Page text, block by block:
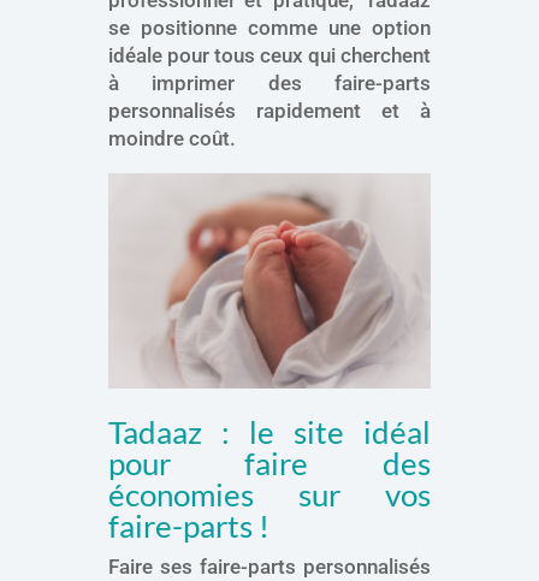
se positionne comme une option
idéale pour tous ceux qui cherchent
à imprimer des faire-parts
personnalisés rapidement et à
moindre coût.
Tadaaz : le site idéal
pour faire des
économies sur vos
faire-parts !
Faire ses faire-parts personnalisés